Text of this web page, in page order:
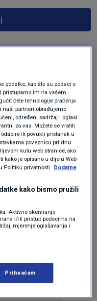
podatke, kao što su podaci o
pristupamo im na vašem
ćete tehnologije praćenja
naši partneri obrađujemo
određeni sadržaj i oglasi
za vas. Možete se vratiti
ili povukli pristanak u
poveznicu pri dnu
kutu web stranice, ako
kako je opisano u dijelu Web-
Politiku privatnosti. Dodatne
kako bismo pružili
Aktivno skeniranje
i/ili pristup podacima na
mjerenje oglašavanja i
Prihvaćam